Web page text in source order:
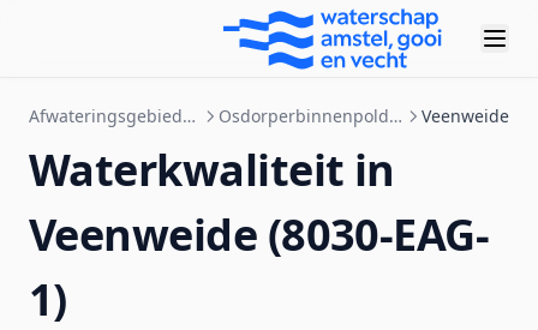
Afwateringsgebieden Osdorperbinnenpolder Veenweide
Waterkwaliteit in
Veenweide (8030-EAG-
1)